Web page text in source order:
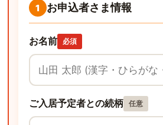
1 お申込者さま情報
お名前 必須
ご入居予定者との続柄 任意